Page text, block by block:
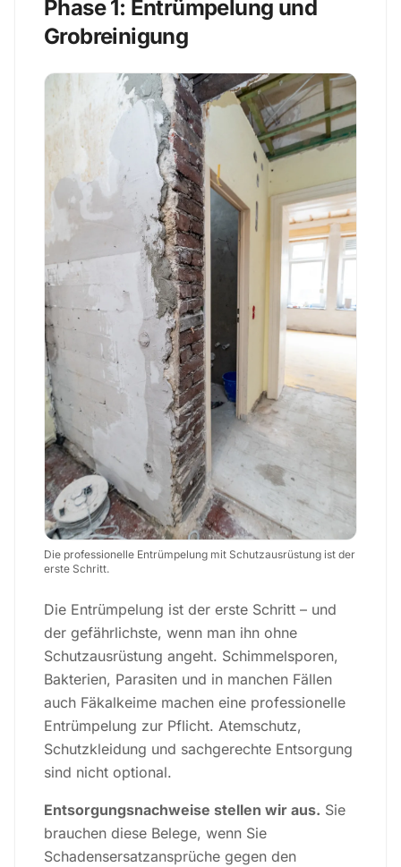
Phase 1: Entrümpelung und
Grobreinigung
Die professionelle Entrümpelung mit Schutzausrüstung ist der
erste Schritt.
Die Entrümpelung ist der erste Schritt – und
der gefährlichste, wenn man ihn ohne
Schutzausrüstung angeht. Schimmelsporen,
Bakterien, Parasiten und in manchen Fällen
auch Fäkalkeime machen eine professionelle
Entrümpelung zur Pflicht. Atemschutz,
Schutzkleidung und sachgerechte Entsorgung
sind nicht optional.
Entsorgungsnachweise stellen wir aus. Sie
brauchen diese Belege, wenn Sie
Schadensersatzansprüche gegen den